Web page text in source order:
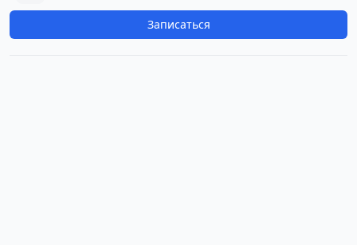
Записаться